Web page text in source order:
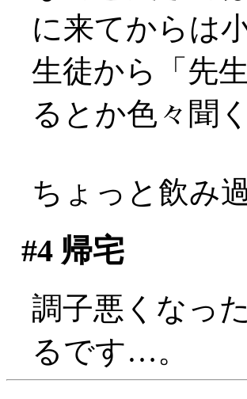
に来てからは
生徒から「先
るとか色々聞く
ちょっと飲み
#4帰宅
調子悪くなっ
るです…。